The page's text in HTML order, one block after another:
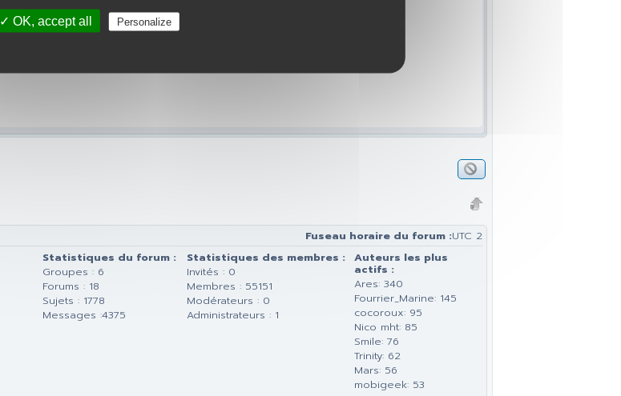
Fuseau horaire du forum :UTC 2
Auteurs les plus
actifs :
Ares: 340
Fourrier_Marine: 145
cocoroux: 95
Nico mht: 85
Smile: 76
Trinity: 62
Mars: 56
mobigeek: 53
Statistiques des membres :
Invités : 0
Membres : 55151
Modérateurs : 0
Administrateurs : 1
Statistiques du forum :
Groupes : 6
Forums : 18
Sujets : 1778
Messages :4375
✓ OK, accept all Personalize